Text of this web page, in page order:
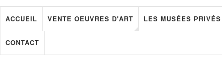
ACCUEIL VENTE OEUVRES D'ART LES MUSÉES PRIVÉS
CONTACT